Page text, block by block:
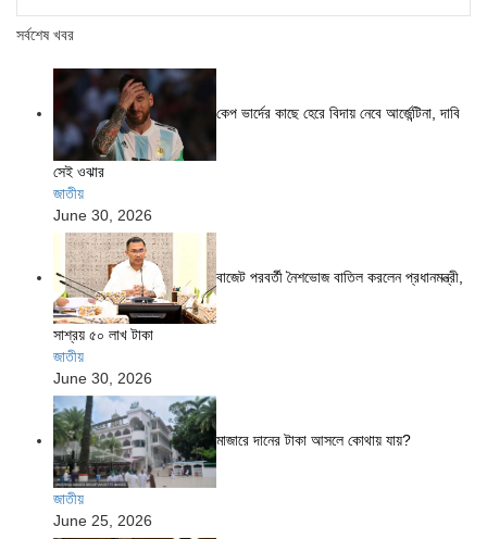
সর্বশেষ খবর
কেপ ভার্দের কাছে হেরে বিদায় নেবে আর্জেন্টিনা, দাবি
সেই ওঝার
জাতীয়
June 30, 2026
বাজেট পরবর্তী নৈশভোজ বাতিল করলেন প্রধানমন্ত্রী,
সাশ্রয় ৫০ লাখ টাকা
জাতীয়
June 30, 2026
মাজারে দানের টাকা আসলে কোথায় যায়?
জাতীয়
June 25, 2026